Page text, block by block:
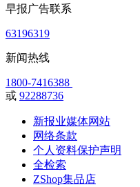
早报广告联系
63196319
新闻热线
1800-7416388
或 92288736
新报业媒体网站
网络条款
个人资料保护声明
全检索
ZShop集品店